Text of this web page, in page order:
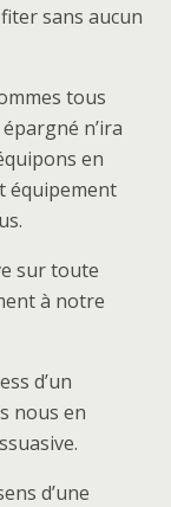
sans aucun
tous
n’ira
en
équipement
sur toute
à notre
d’un
nous en
d’une